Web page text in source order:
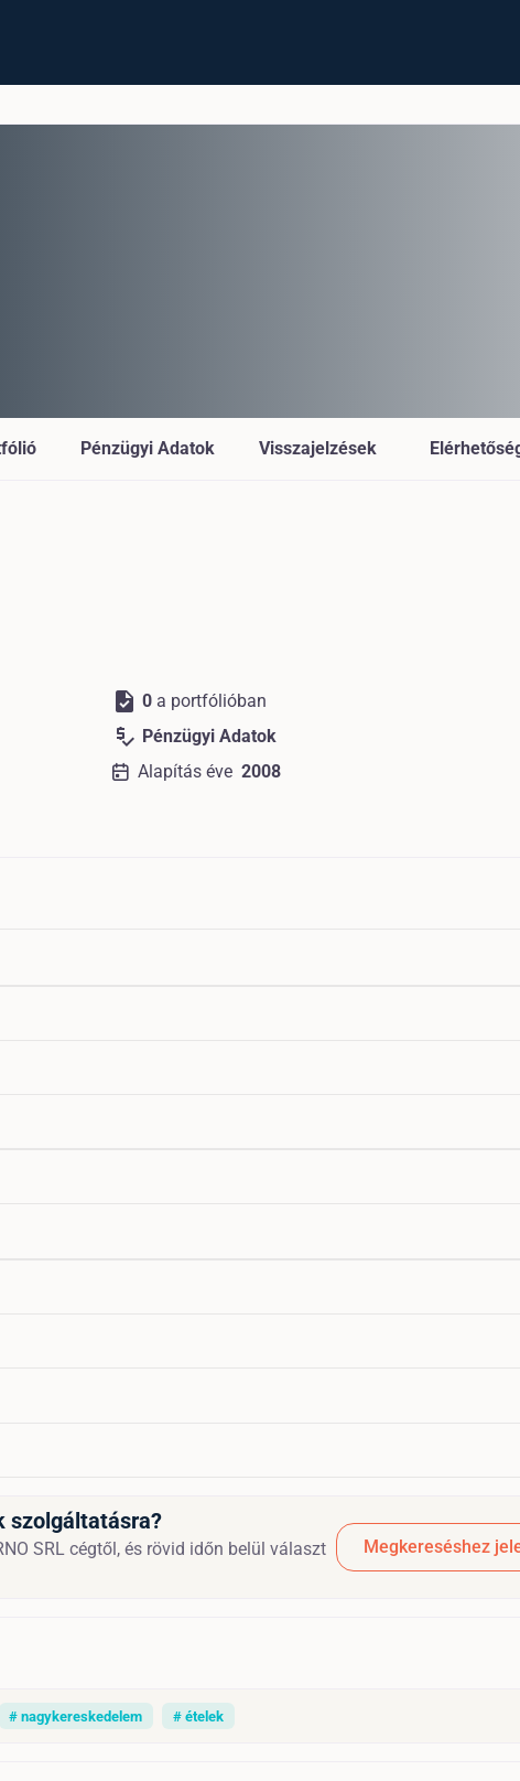
Pénzügyi Adatok Visszajelzések
task 0 a portfólióban
price_check Pénzügyi Adatok
Alapítás éve 2008
szolgáltatásra?
SRL cégtől, és rövid időn belül választ
Megkereséshez
# nagykereskedelem # ételek